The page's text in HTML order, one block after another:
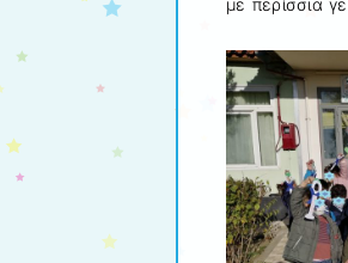
με περίσσια